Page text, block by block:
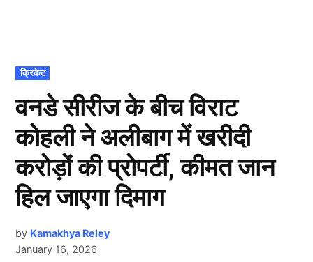
POSTED
IN
क्रिकेट
वनडे सीरीज के बीच विराट
कोहली ने अलीबाग में खरीदी
करोड़ों की प्रोपर्टी, कीमत जान
हिल जाएगा दिमाग
by Kamakhya Reley
January 16, 2026